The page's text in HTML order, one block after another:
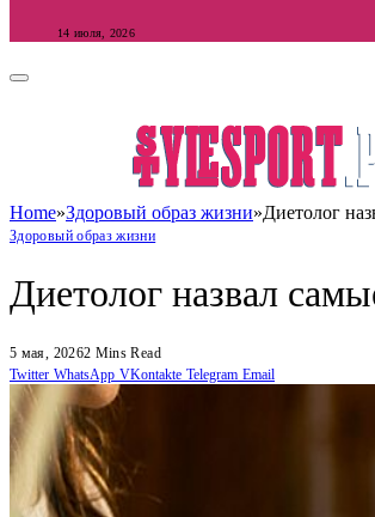
14 июля, 2026
Home»Здоровый образ жизни»Диетолог
Здоровый образ жизни
Диетолог назвал
5 мая, 20262 Mins Read
Twitter WhatsApp VKontakte Telegram Email